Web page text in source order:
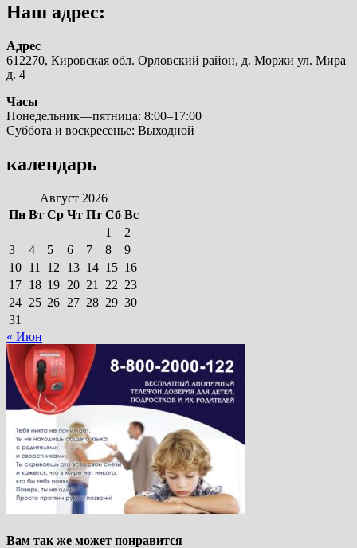
Наш адрес:
Адрес
612270, Кировская обл. Орловский район, д. Моржи ул. Мира
д. 4
Часы
Понедельник—пятница: 8:00–17:00
Суббота и воскресенье: Выходной
календарь
Август 2026
Пн Вт Ср Чт Пт Сб Вс
1
2
3
4 5 6 7 8
9
10 11 12 13 14 15 16
17 18 19 20 21 22 23
24 25 26 27 28 29 30
31
« Июн
Вам так же может понравится